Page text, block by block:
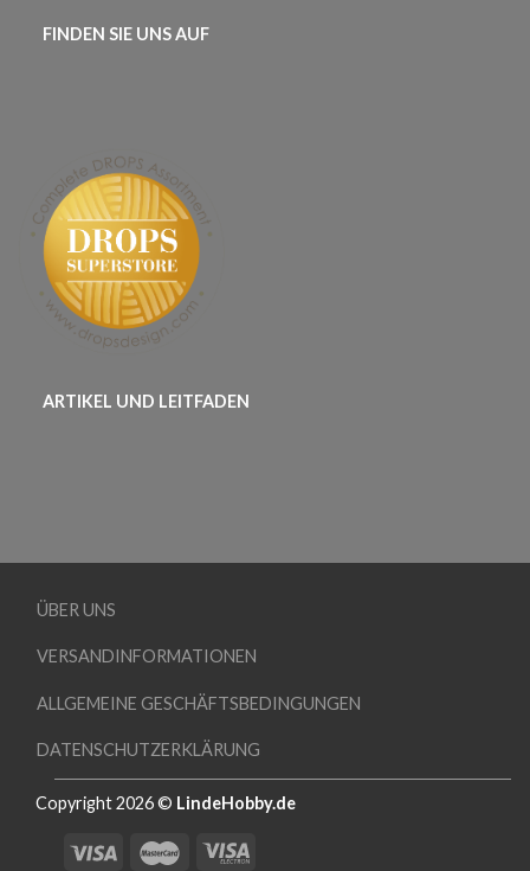
FINDEN SIE UNS AUF
ARTIKEL UND LEITFADEN
ÜBER UNS
VERSANDINFORMATIONEN
ALLGEMEINE GESCHÄFTSBEDINGUNGEN
DATENSCHUTZERKLÄRUNG
Copyright 2026 © LindeHobby.de